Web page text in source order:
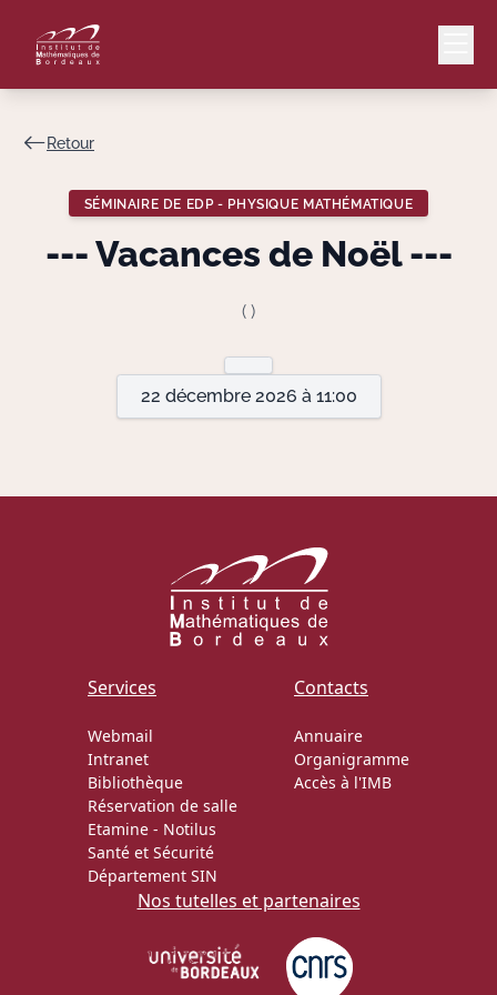
Lang
Le Laboratoire
Valorisation
Bibliothèque
Informatique
Retour
SÉMINAIRE DE EDP - PHYSIQUE MATHÉMATIQUE
--- Vacances de Noël ---
( )
22 décembre 2026 à 11:00
Services
Webmail
Intranet
Bibliothèque
Réservation de salle
Etamine - Notilus
Santé et Sécurité
Département SIN
Contacts
Annuaire
Organigramme
Accès à l'IMB
Nos tutelles et partenaires